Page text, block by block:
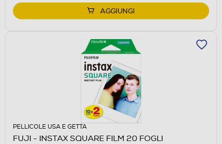
AGGIUNGI
PELLICOLE USA E GETTA
FUJI - INSTAX SQUARE FILM 20 FOGLI